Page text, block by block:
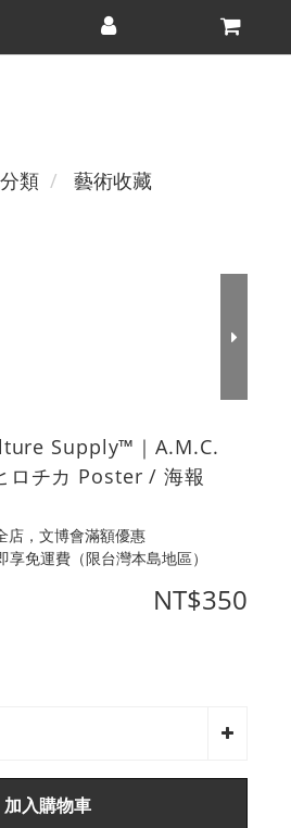
類 藝術收藏
Supply™｜A.M.C.
ロチカ Poster / 海報
店，文博會滿額優惠
免運費（限台灣本島地區）
NT$350
加入購物車